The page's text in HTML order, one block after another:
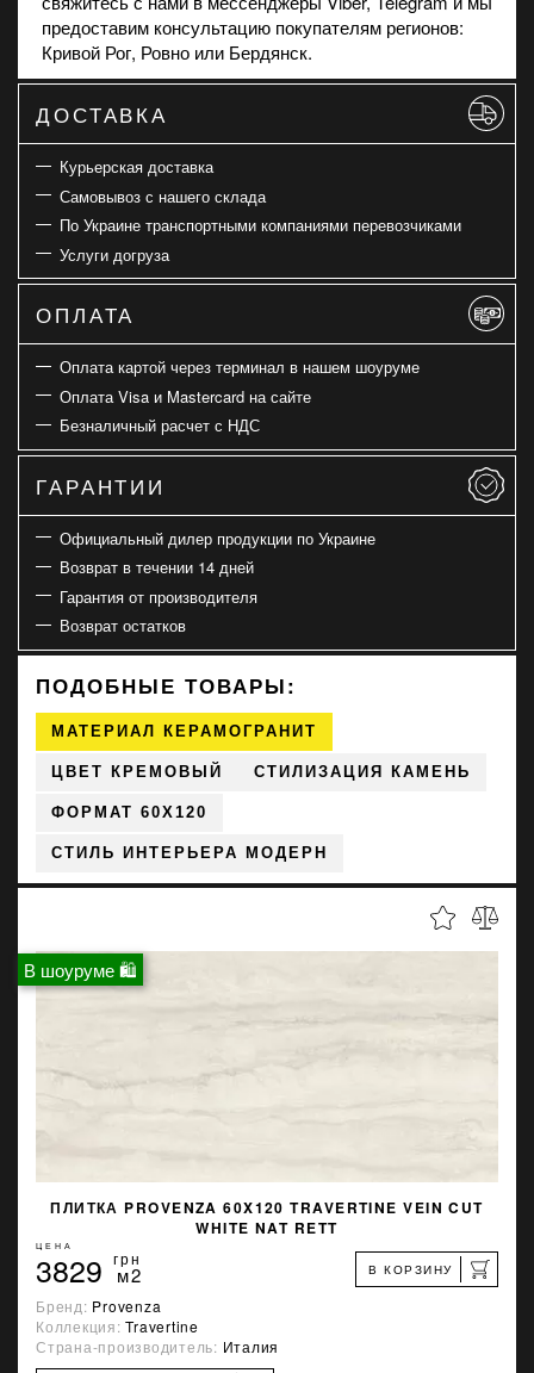
предоставим консультацию покупателям регионов:
Кривой Рог, Ровно или Бердянск.
ДОСТАВКА
Курьерская доставка
Самовывоз с нашего склада
По Украине транспортными компаниями перевозчиками
Услуги догруза
ОПЛАТА
Оплата картой через терминал в нашем шоуруме
Оплата Visa и Mastercard на сайте
Безналичный расчет с НДС
ГАРАНТИИ
Официальный дилер продукции по Украине
Возврат в течении 14 дней
Гарантия от производителя
Возврат остатков
ПОДОБНЫЕ ТОВАРЫ:
МАТЕРИАЛ КЕРАМОГРАНИТ
ЦВЕТ КРЕМОВЫЙ СТИЛИЗАЦИЯ КАМЕНЬ
ФОРМАТ 60X120
СТИЛЬ ИНТЕРЬЕРА МОДЕРН
В шоуруме 🛍
ПЛИТКА PROVENZA 60X120 TRAVERTINE VEIN CUT
WHITE NAT RETT
ЦЕНА
3829 грн
м2 В КОРЗИНУ
Бренд: Provenza
Коллекция:Travertine
Страна-производитель: Италия